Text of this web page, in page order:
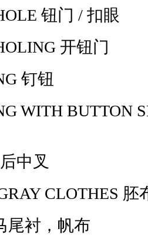
钮门 / 扣眼
开钮门
钉钮
BUTTON
中叉
CLOTHES 胚
衬，帆布